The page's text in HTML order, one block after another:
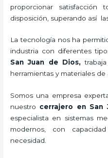
proporcionar satisfacción
disposición, superando así
La tecnología nos ha
industria con diferentes
San Juan de Dios,
herramientas y materiales de
Somos una empresa
nuestro cerrajero en San
especialista en sistemas
modernos, con
necesidad.